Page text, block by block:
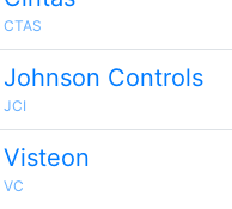
CTAS
Johnson Controls
JCI
Visteon
VC